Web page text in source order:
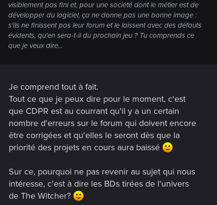
visiblement pas fini et, pour une société dont le métier est de
développer du logiciel, ça ne donne pas une bonne image :
s'ils ne finissent pas leur forum et le laissent avec des défauts
évidents, qu'en sera-t-il du prochain jeu ? Tu comprends ce
que je veux dire...
Je comprend tout à fait.
Tout ce que je peux dire pour le moment, c'est
que CDPR est au courrant qu'il y a un certain
nombre d'erreurs sur le forum qui doivent encore
être corrigées et qu'elles le seront dès que la
priorité des projets en cours aura baissé
Sur ce, pourquoi ne pas revenir au sujet qui nous
intéresse, c'est à dire les BDs tirées de l'univers
de The Witcher?